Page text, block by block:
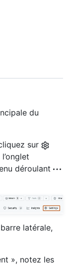
du
sur
déroulant
latérale,
», notez les